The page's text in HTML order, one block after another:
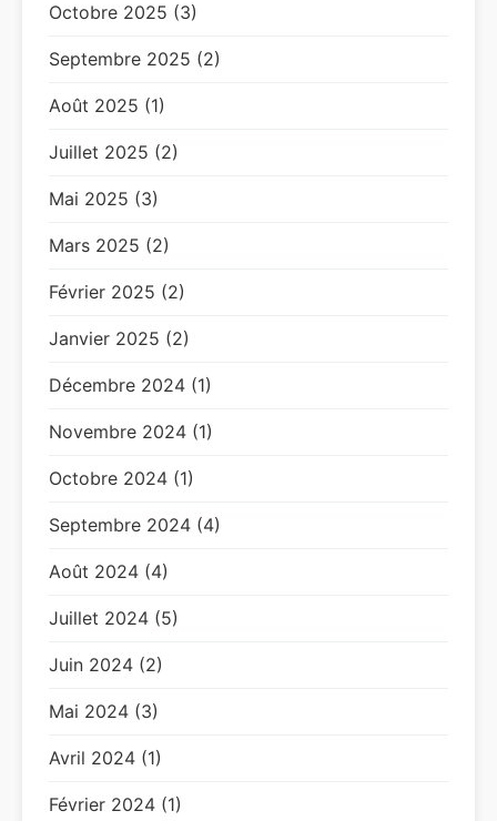
Octobre 2025 (3)
Septembre 2025 (2)
Août 2025 (1)
Juillet 2025 (2)
Mai 2025 (3)
Mars 2025 (2)
Février 2025 (2)
Janvier 2025 (2)
Décembre 2024 (1)
Novembre 2024 (1)
Octobre 2024 (1)
Septembre 2024 (4)
Août 2024 (4)
Juillet 2024 (5)
Juin 2024 (2)
Mai 2024 (3)
Avril 2024 (1)
Février 2024 (1)